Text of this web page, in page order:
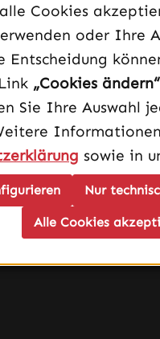
Unterstützung und
040 – 182 295 901
Mo-Fr, 08:00 - 16:00 Uhr
Oder über unser
Vertrag widerrufen
Schau auf Instagram
Sieh dir unsere
Sieh dir unsere
Cookies
oder Ihre
Entscheidung
„Cookies ändern“
Sie Ihre Auswahl
sowie in
Nur
Alle Cookies